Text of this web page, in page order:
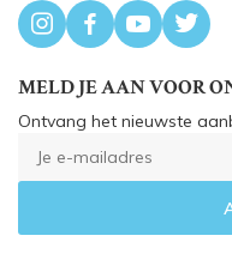
MELD JE AAN VOOR
Ontvang het nieuwste